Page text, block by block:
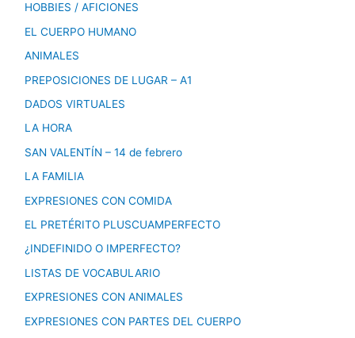
HOBBIES / AFICIONES
EL CUERPO HUMANO
ANIMALES
PREPOSICIONES DE LUGAR – A1
DADOS VIRTUALES
LA HORA
SAN VALENTÍN – 14 de febrero
LA FAMILIA
EXPRESIONES CON COMIDA
EL PRETÉRITO PLUSCUAMPERFECTO
¿INDEFINIDO O IMPERFECTO?
LISTAS DE VOCABULARIO
EXPRESIONES CON ANIMALES
EXPRESIONES CON PARTES DEL CUERPO